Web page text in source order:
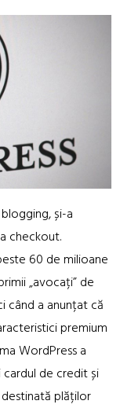
și-a
checkout.
60 de milioane
„avocați” de
când a anunțat că
premium
WordPress a
de credit și
plăților